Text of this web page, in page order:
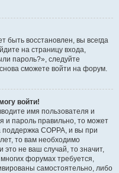
быть восстановлен, вы всегда
на страницу входа,
пароль?», следуйте
сможете войти на форум.
войти!
имя пользователя и
и пароль правильно, то может
COPPA, и вы при
то вам необходимо
это не ваш случай, то значит,
форумах требуется,
самостоятельно, либо